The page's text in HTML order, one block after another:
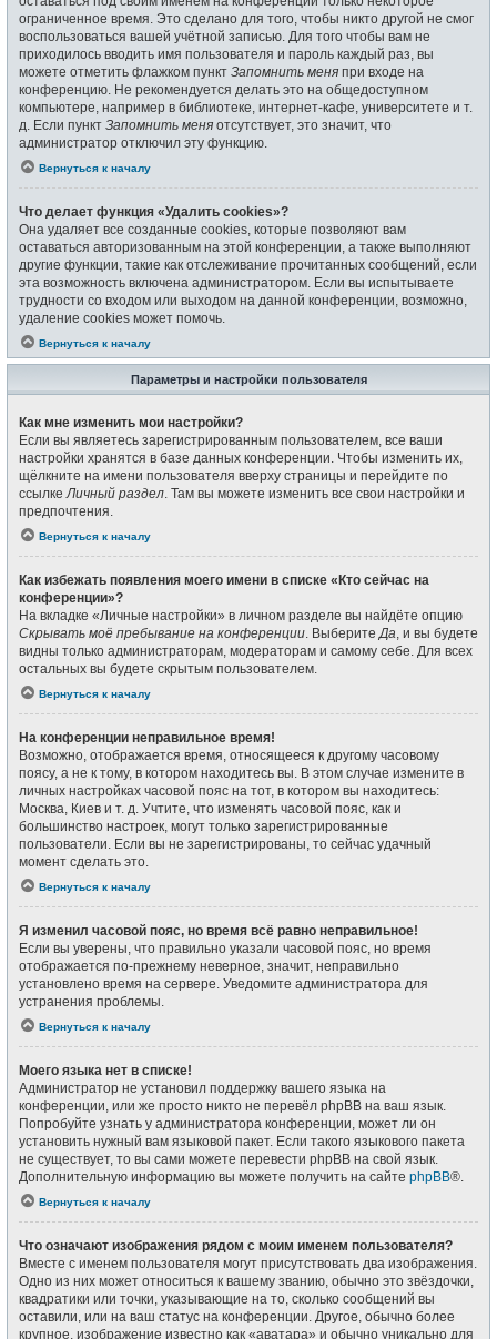
ограниченное время. Это сделано для того, чтобы никто другой не смог
воспользоваться вашей учётной записью. Для того чтобы вам не
приходилось вводить имя пользователя и пароль каждый раз, вы
можете отметить флажком пункт Запомнить меня при входе на
конференцию. Не рекомендуется делать это на общедоступном
компьютере, например в библиотеке, интернет-кафе, университете и т.
д. Если пункт Запомнить меня отсутствует, это значит, что
администратор отключил эту функцию.
Вернуться к началу
Что делает функция «Удалить cookies»?
Она удаляет все созданные cookies, которые позволяют вам
оставаться авторизованным на этой конференции, а также выполняют
другие функции, такие как отслеживание прочитанных сообщений, если
эта возможность включена администратором. Если вы испытываете
трудности со входом или выходом на данной конференции, возможно,
удаление cookies может помочь.
Вернуться к началу
Параметры и настройки пользователя
Как мне изменить мои настройки?
Если вы являетесь зарегистрированным пользователем, все ваши
настройки хранятся в базе данных конференции. Чтобы изменить их,
щёлкните на имени пользователя вверху страницы и перейдите по
ссылкеЛичный раздел. Там вы можете изменить все свои настройки и
предпочтения.
Вернуться к началу
Как избежать появления моего имени в списке «Кто сейчас на
конференции»?
На вкладке «Личные настройки» в личном разделе вы найдёте опцию
Скрывать моё пребывание на конференции. ВыберитеДа, и вы будете
видны только администраторам, модераторам и самому себе. Для всех
остальных вы будете скрытым пользователем.
Вернуться к началу
На конференции неправильное время!
Возможно, отображается время, относящееся к другому часовому
поясу, а не к тому, в котором находитесь вы. В этом случае измените в
личных настройках часовой пояс на тот, в котором вы находитесь:
Москва, Киев и т. д. Учтите, что изменять часовой пояс, как и
большинство настроек, могут только зарегистрированные
пользователи. Если вы не зарегистрированы, то сейчас удачный
момент сделать это.
Вернуться к началу
Я изменил часовой пояс, но время всё равно неправильное!
Если вы уверены, что правильно указали часовой пояс, но время
отображается по-прежнему неверное, значит, неправильно
установлено время на сервере. Уведомите администратора для
устранения проблемы.
Вернуться к началу
Моего языка нет в списке!
Администратор не установил поддержку вашего языка на
конференции, или же просто никто не перевёл phpBB на ваш язык.
Попробуйте узнать у администратора конференции, может ли он
установить нужный вам языковой пакет. Если такого языкового пакета
не существует, то вы сами можете перевести phpBB на свой язык.
Дополнительную информацию вы можете получить на сайте phpBB®.
Вернуться к началу
Что означают изображения рядом с моим именем пользователя?
Вместе с именем пользователя могут присутствовать два изображения.
Одно из них может относиться к вашему званию, обычно это звёздочки,
квадратики или точки, указывающие на то, сколько сообщений вы
оставили, или на ваш статус на конференции. Другое, обычно более
крупное, изображение известно как «аватара» и обычно уникально для